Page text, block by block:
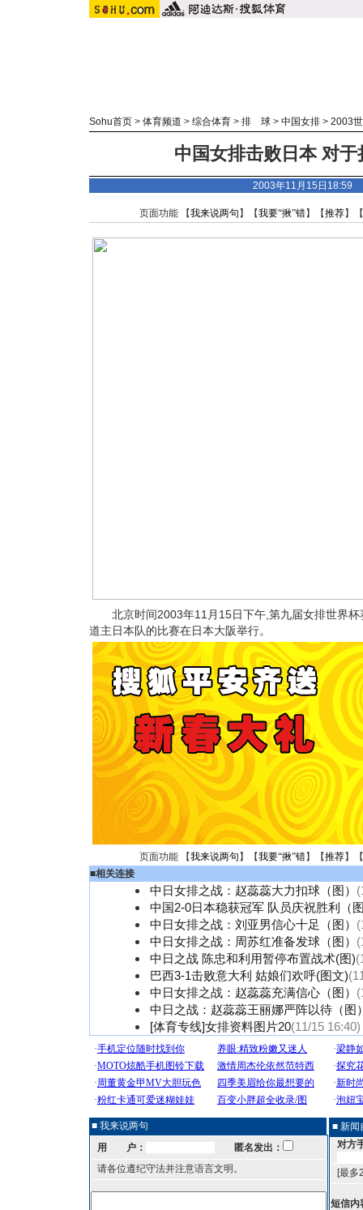
Sohu首页 > 体育频道 > 综合体育 > 排 球 > 中国女排 > 2003
中国女排击败日本 对
2003年11月15日18:59
页面功能 【我来说两句 】【我要“揪”错】【推荐】
北京时间2003年11月15日下午,第九届女排世界杯
道主日本队的比赛在日本大阪举行。
页面功能 【我来说两句 】【我要“揪”错】【推荐】
■相关连接
中日女排之战：赵蕊蕊大力扣球（图）
中国2-0日本稳获冠军 队员庆祝胜利（
中日女排之战：刘亚男信心十足（图）
中日女排之战：周苏红准备发球（图）
中日之战 陈忠和利用暂停布置战术(图)
巴西3-1击败意大利 姑娘们欢呼(图文)
中日女排之战：赵蕊蕊充满信心（图）
中日之战：赵蕊蕊王丽娜严阵以待（图
[体育专线]女排资料图片20(11/15 16:40)
■ 我来说两句
用 户：
匿名发出：
请各位遵纪守法并注意语言文明。
■ 新闻
对方
[最多
短信内